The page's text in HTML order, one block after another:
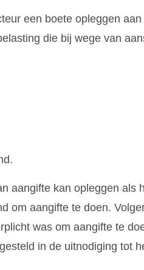
een boete opleggen aan
die bij wege van
aangifte kan opleggen als
om aangifte te doen.
was om aangifte te
in de uitnodiging tot